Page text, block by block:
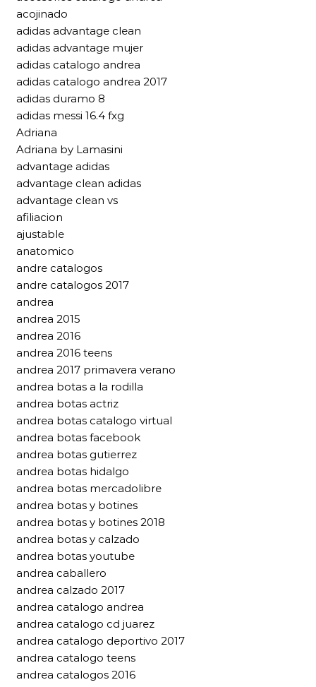
acojinado
adidas advantage clean
adidas advantage mujer
adidas catalogo andrea
adidas catalogo andrea 2017
adidas duramo 8
adidas messi 16.4 fxg
Adriana
Adriana by Lamasini
advantage adidas
advantage clean adidas
advantage clean vs
afiliacion
ajustable
anatomico
andre catalogos
andre catalogos 2017
andrea
andrea 2015
andrea 2016
andrea 2016 teens
andrea 2017 primavera verano
andrea botas a la rodilla
andrea botas actriz
andrea botas catalogo virtual
andrea botas facebook
andrea botas gutierrez
andrea botas hidalgo
andrea botas mercadolibre
andrea botas y botines
andrea botas y botines 2018
andrea botas y calzado
andrea botas youtube
andrea caballero
andrea calzado 2017
andrea catalogo andrea
andrea catalogo cd juarez
andrea catalogo deportivo 2017
andrea catalogo teens
andrea catalogos 2016